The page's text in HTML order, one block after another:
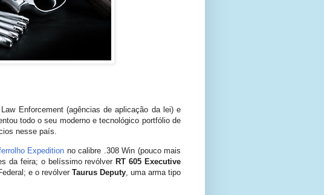
Enforcement (agências de aplicação da lei) e
todo o seu moderno e tecnológico portfólio de
nesse país.
Expedition no calibre .308 Win (pouco mais
da feira; o belíssimo revólverRT 605 Executive
e o revólver Taurus Deputy , uma arma tipo